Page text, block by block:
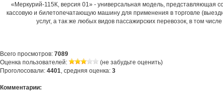
«Меркурий-115К, версия 01» - универсальная модель, представляющая
кассовую и билетопечатающую машину для применения в торговле
услуг, а так же любых видов пассажирских перевозок, в том числе
Всего просмотров: 7089
Оценка пользователей:
(не забудьте оценить)
Проголосовали: 4401, средняя оценка: 3
Комментарии: